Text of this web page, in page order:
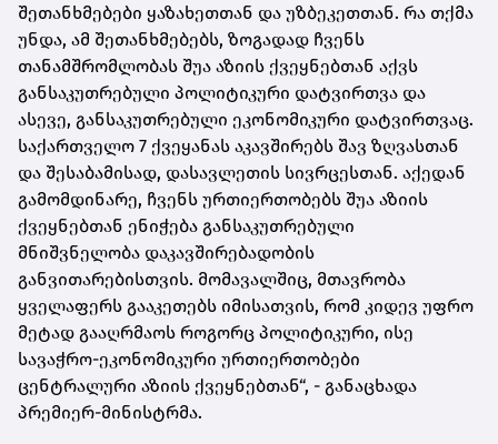
შეთანხმებები ყაზახეთთან და უზბეკეთთან. რა თქმა
უნდა, ამ შეთანხმებებს, ზოგადად ჩვენს
თანამშრომლობას შუა აზიის ქვეყნებთან აქვს
განსაკუთრებული პოლიტიკური დატვირთვა და
ასევე, განსაკუთრებული ეკონომიკური დატვირთვაც.
საქართველო 7 ქვეყანას აკავშირებს შავ ზღვასთან
და შესაბამისად, დასავლეთის სივრცესთან. აქედან
გამომდინარე, ჩვენს ურთიერთობებს შუა აზიის
ქვეყნებთან ენიჭება განსაკუთრებული
მნიშვნელობა დაკავშირებადობის
განვითარებისთვის. მომავალშიც, მთავრობა
ყველაფერს გააკეთებს იმისათვის, რომ კიდევ უფრო
მეტად გააღრმაოს როგორც პოლიტიკური, ისე
სავაჭრო-ეკონომიკური ურთიერთობები
ცენტრალური აზიის ქვეყნებთან“, - განაცხადა
პრემიერ-მინისტრმა.